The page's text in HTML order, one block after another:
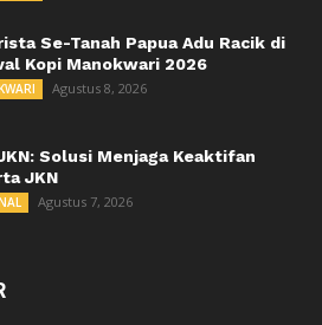
Se-Tanah Papua Adu Racik di
Kopi Manokwari 2026
Agustus 8, 2026
Solusi Menjaga Keaktifan
JKN
Agustus 7, 2026